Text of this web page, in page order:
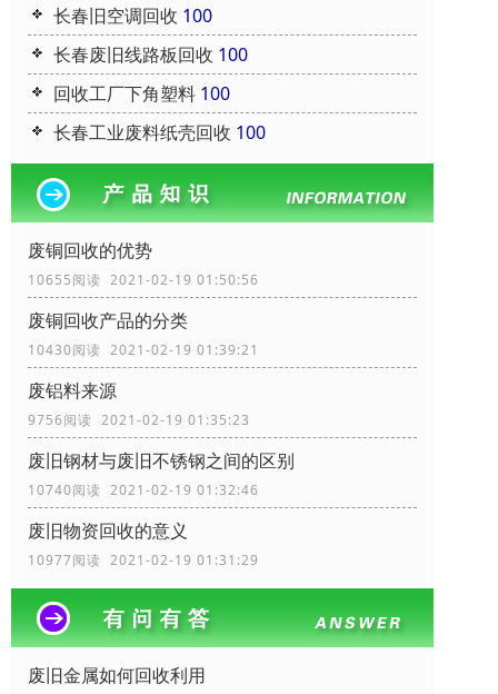
长春旧空调回收 100
长春废旧线路板回收 100
回收工厂下角塑料 100
长春工业废料纸壳回收 100
废铜回收的优势
10655阅读 2021-02-19 01:50:56
废铜回收产品的分类
10430阅读 2021-02-19 01:39:21
废铝料来源
9756阅读 2021-02-19 01:35:23
废旧钢材与废旧不锈钢之间的区别
10740阅读 2021-02-19 01:32:46
废旧物资回收的意义
10977阅读 2021-02-19 01:31:29
废旧金属如何回收利用